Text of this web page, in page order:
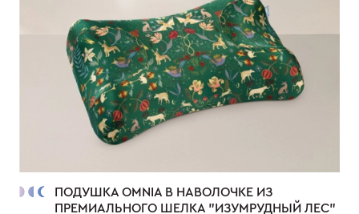
ПОДУШКА OMNIA В НАВОЛОЧКЕ ИЗ
ПРЕМИАЛЬНОГО ШЕЛКА "ИЗУМРУДНЫЙ ЛЕС"